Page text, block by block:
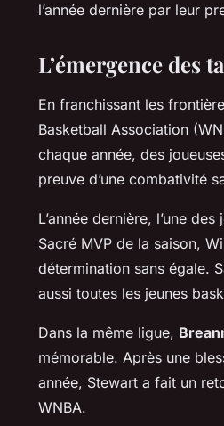
l’année dernière par leur
L’émergence des
En franchissant les
Basketball Association
chaque année, des
preuve d’une combativité
L’année dernière, l’une
Sacré MVP de la saison,
détermination sans égale.
aussi toutes les jeunes
Dans la même ligue,
mémorable. Après une
année, Stewart a fait un
WNBA.